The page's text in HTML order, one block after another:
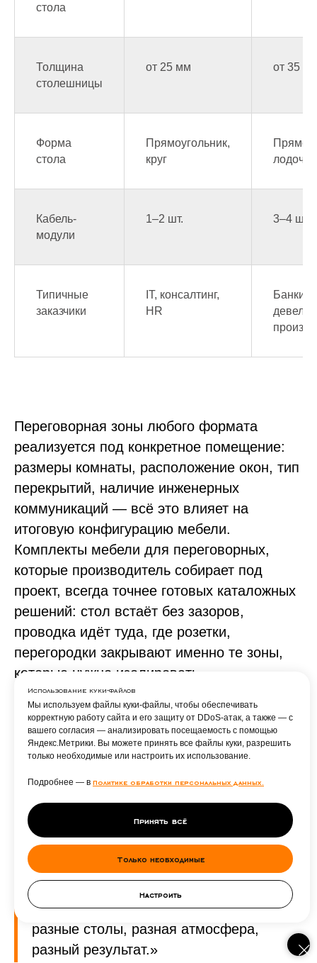
стола
Толщина
столешницы
от 25 мм от 35
Форма
стола
Прямоугольник,
круг
лодочка
Кабель-
модули
1–2 шт. 3–4 шт.
Типичные
заказчики
IT, консалтинг,
HR
Банки,
Переговорная зоны любого формата
реализуется под конкретное помещение:
размеры комнаты, расположение окон, тип
перекрытий, наличие инженерных
коммуникаций — всё это влияет на
итоговую конфигурацию мебели.
Комплекты мебели для переговорных,
которые производитель собирает под
проект, всегда точнее готовых каталожных
решений: стол встаёт без зазоров,
проводка идёт туда, где розетки,
перегородки закрывают именно те зоны,
которые нужно изолировать.
Экспертное мнение СТИМ:«Чаще всего к
нам приходят с запросом на среднюю
переговорную — 8–10 мест. И первый
вопрос, который мы задаём: кто будет
сидеть во главе? Если встречи
партнёрские — рекомендуем лодочку
или овал. Если это переговоры с
клиентом, где важна позиция ведущего
— прямоугольник с чётким торцом. Это
разные столы, разная атмосфера,
разный результат.»
Использование куки-файлов
Мы используем файлы куки-файлы, чтобы обеспечивать
корректную работу сайта и его защиту от DDoS-атак, а также — с
вашего согласия — анализировать посещаемость с помощью
Яндекс.Метрики. Вы можете принять все файлы куки, разрешить
только необходимые или настроить их использование.
Подробнее — в Политике обработки персональных данных.
Принять всё
Только необходимые
Настроить